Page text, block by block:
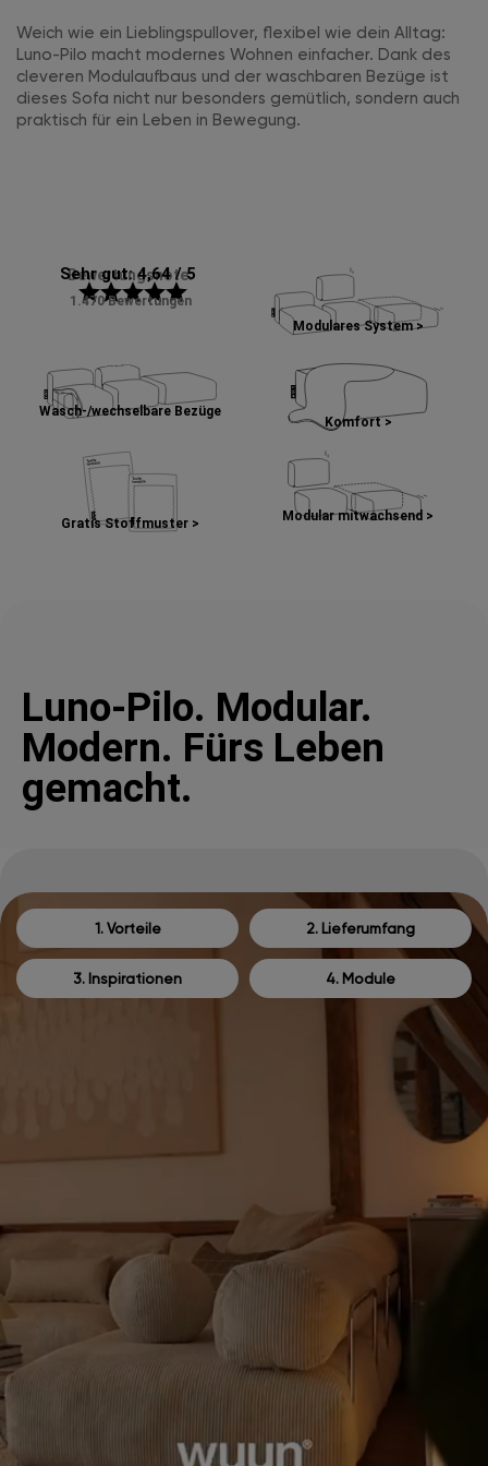
Weich wie ein Lieblingspullover, flexibel wie dein Alltag:
Luno-Pilo macht modernes Wohnen einfacher. Dank des
cleveren Modulaufbaus und der waschbaren Bezüge ist
dieses Sofa nicht nur besonders gemütlich, sondern auch
praktisch für ein Leben in Bewegung.
Bewertungsnote:
Sehr gut: 4,64 / 5
starstarstarstarstar
1.470 Bewertungen
Modulares System >
Wasch-/wechselbare Bezüge
Komfort >
Gratis Stoffmuster >
Modular mitwachsend >
Luno-Pilo. Modular.
Modern. Fürs Leben
gemacht.
1. Vorteile 2. Lieferumfang
3. Inspirationen 4. Module